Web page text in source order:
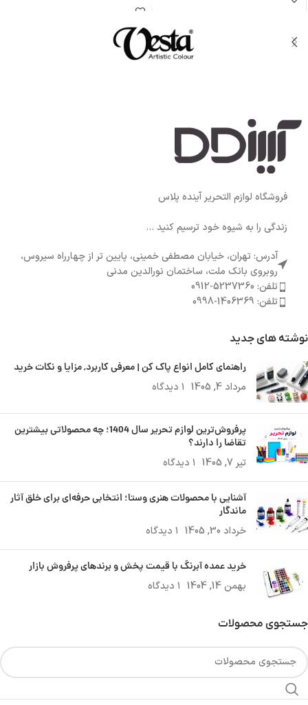
فروشگاه لوازم التحریر آینده پلاس
زندگی را به شیوه خود ترسیم کنید ...
آدرس: تهران، خیابان مصطفی خمینی، پایین تر از چهارراه سیروس،
روبروی بانک ملت، ساختمان نورالدین مدنی
تلفن: 5237360-0912
تلفن: 1406369-0998
نوشته های جدید
راهنمای کامل انواع پاک کن | معرفی کاربرد, مزایا و نکات خرید
مرداد 4, 1405 ۱ دیدگاه
پرفروش‌ترین لوازم تحریر سال 1404؛ چه محصولاتی بیشترین
تقاضا را دارند؟
تیر 7, 1405 ۱ دیدگاه
آشنایی با محصولات هنری وستا؛ انتخابی حرفه‌ای برای خلق آثار
ماندگار
خرداد 30, 1405 ۱ دیدگاه
خرید عمده آبرنگ با قیمت پخش و برندهای پرفروش بازار
بهمن 14, 1404 ۱ دیدگاه
جستجوی محصولات